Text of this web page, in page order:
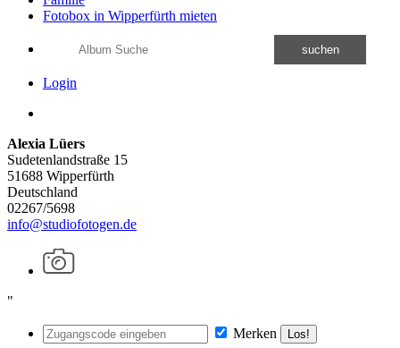
Fotobox in Wipperfürth mieten
suchen
Login
Alexia Lüers
Sudetenlandstraße 15
51688 Wipperfürth
Deutschland
02267/5698
info@studiofotogen.de
"
Merken Los!